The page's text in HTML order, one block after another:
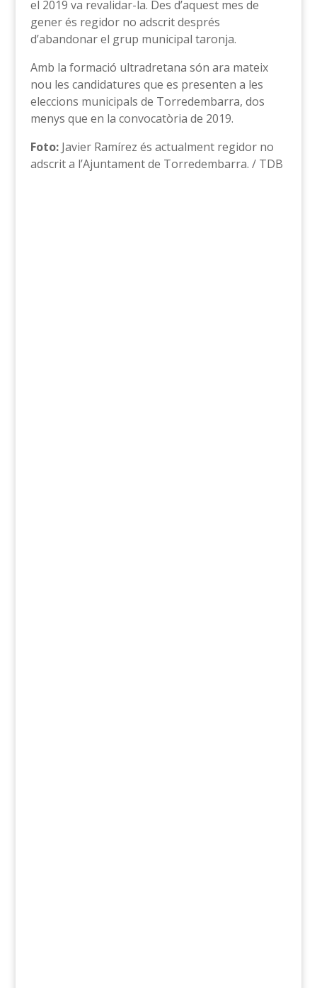
el 2019 va revalidar-la. Des d’aquest mes de
gener és regidor no adscrit després
d’abandonar el grup municipal taronja.
Amb la formació ultradretana són ara mateix
nou les candidatures que es presenten a les
eleccions municipals de Torredembarra, dos
menys que en la convocatòria de 2019.
Foto:Javier Ramírez és actualment regidor no
adscrit a l’Ajuntament de Torredembarra. / TDB